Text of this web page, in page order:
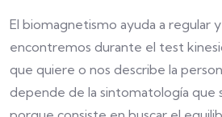
El biomagnetismo ayuda a regular
encontremos durante el test
que quiere o nos describe la
depende de la sintomatología que